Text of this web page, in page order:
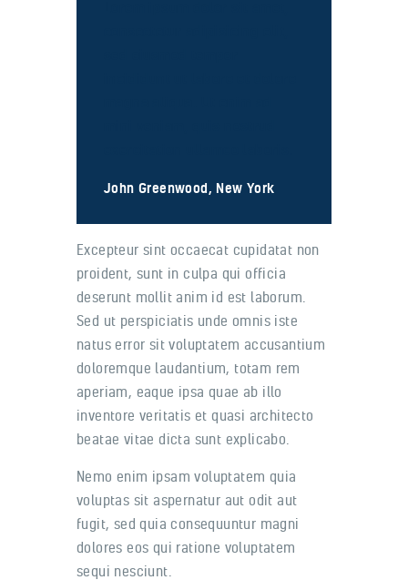
John Greenwood, New York
Excepteur sint occaecat cupidatat non
proident, sunt in culpa qui officia
deserunt mollit anim id est laborum.
Sed ut perspiciatis unde omnis iste
natus error sit voluptatem accusantium
doloremque laudantium, totam rem
aperiam, eaque ipsa quae ab illo
inventore veritatis et quasi architecto
beatae vitae dicta sunt explicabo.
Nemo enim ipsam voluptatem quia
voluptas sit aspernatur aut odit aut
fugit, sed quia consequuntur magni
dolores eos qui ratione voluptatem
sequi nesciunt.